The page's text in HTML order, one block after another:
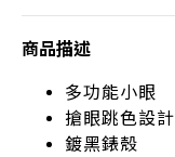
商品描述
多功能小眼
搶眼跳色設計
鍍黑錶殼